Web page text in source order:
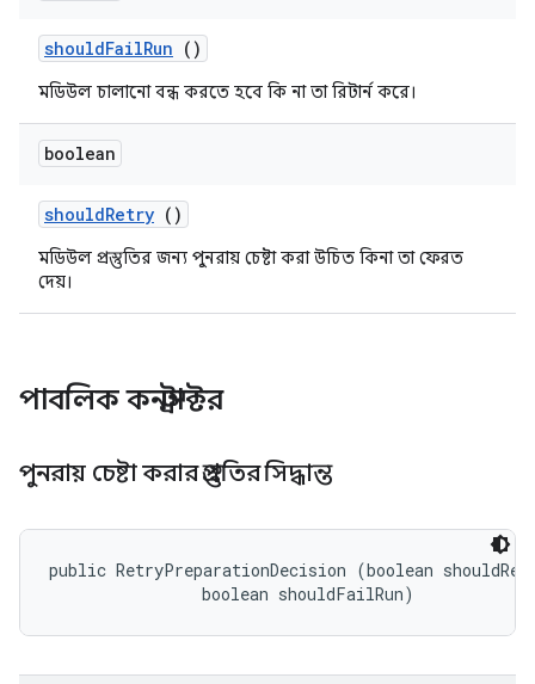
shouldFailRun ()
মডিউল চালানো বন্ধ করতে হবে কি না তা রিটার্ন করে।
boolean
shouldRetry ()
মডিউল প্রস্তুতির জন্য পুনরায় চেষ্টা করা উচিত কিনা তা ফেরত
দেয়।
পাবলিক কনস্ট্রাক্টর
পুনরায় চেষ্টা করার প্রস্তুতির সিদ্ধান্ত
public RetryPreparationDecision (boolean
                boolean shouldFailRun)